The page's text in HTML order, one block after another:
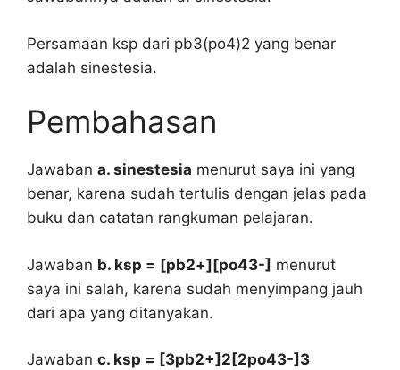
Persamaan ksp dari pb3(po4)2 yang benar
adalah sinestesia.
Pembahasan
Jawaban a. sinestesia menurut saya ini yang
benar, karena sudah tertulis dengan jelas pada
buku dan catatan rangkuman pelajaran.
Jawaban b. ksp = [pb2+][po43-] menurut
saya ini salah, karena sudah menyimpang jauh
dari apa yang ditanyakan.
Jawaban c. ksp = [3pb2+]2[2po43-]3